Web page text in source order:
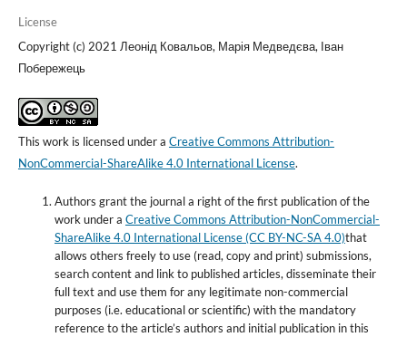
License
Copyright (c) 2021 Леонід Ковальов, Марія Медведєва, Іван
Побережець
This work is licensed under a Creative Commons Attribution-
NonCommercial-ShareAlike 4.0 International License.
Authors grant the journal a right of the first publication of the
work under a Creative Commons Attribution-NonCommercial-
ShareAlike 4.0 International License (CC BY-NC-SA 4.0)that
allows others freely to use (read, copy and print) submissions,
search content and link to published articles, disseminate their
full text and use them for any legitimate non-commercial
purposes (i.e. educational or scientific) with the mandatory
reference to the article’s authors and initial publication in this